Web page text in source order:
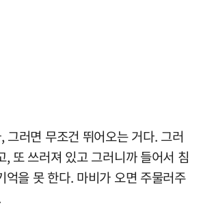
그러면 무조건 뛰어오는 거다. 그러
, 또 쓰러져 있고 그러니까 들어서 침
억을 못 한다. 마비가 오면 주물러주